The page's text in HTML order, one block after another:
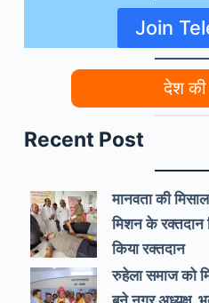
Join
देश की
Recent Post
मानवता की
मिशन के रक्तदान
किया रक्तदान
रुहेला समाज को